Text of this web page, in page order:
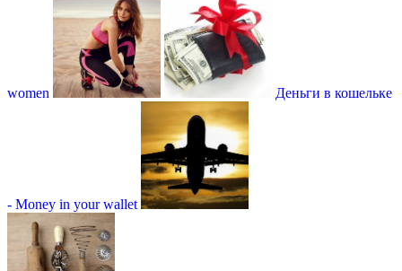
women Деньги в кошельке
- Money in your wallet